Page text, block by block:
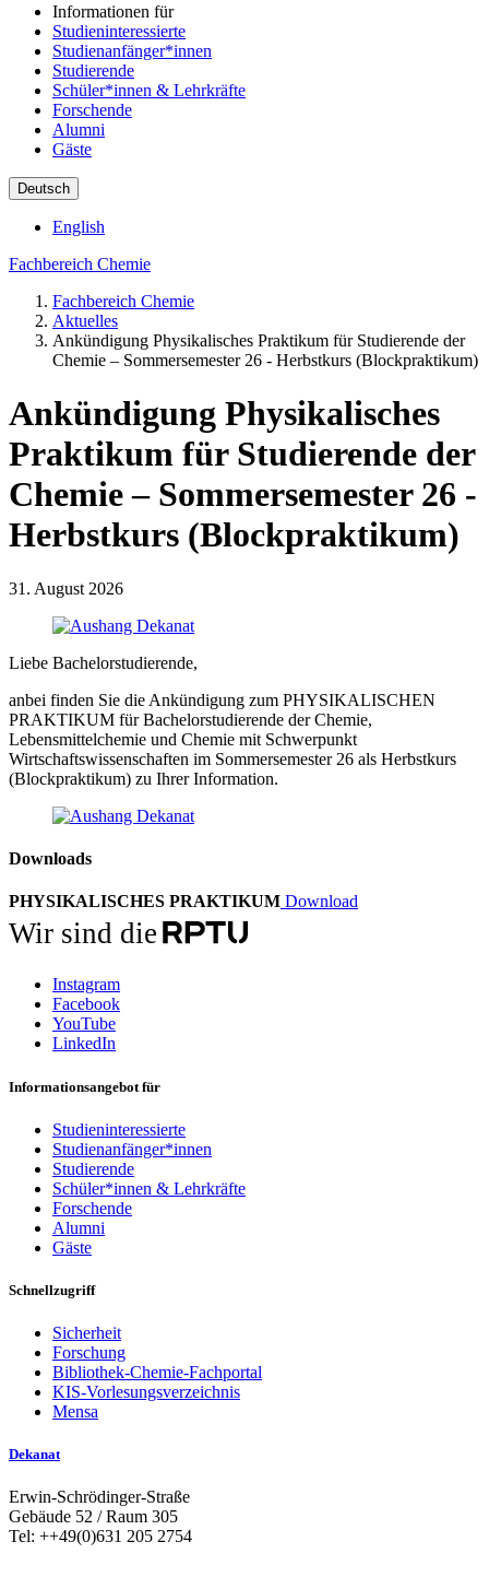
Informationen für
Studieninteressierte
Studienanfänger*innen
Studierende
Schüler*innen & Lehrkräfte
Forschende
Alumni
Gäste
Deutsch
English
Fachbereich Chemie
Fachbereich Chemie
Aktuelles
Ankündigung Physikalisches Praktikum für Studierende der
Chemie – Sommersemester 26 - Herbstkurs (Blockpraktikum)
Ankündigung Physikalisches
Praktikum für Studierende der
Chemie – Sommersemester 26 -
Herbstkurs (Blockpraktikum)
31. August 2026
Liebe Bachelorstudierende,
anbei finden Sie die Ankündigung zum PHYSIKALISCHEN
PRAKTIKUM für Bachelorstudierende der Chemie,
Lebensmittelchemie und Chemie mit Schwerpunkt
Wirtschaftswissenschaften im Sommersemester 26 als Herbstkurs
(Blockpraktikum) zu Ihrer Information.
Downloads
PHYSIKALISCHES PRAKTIKUM Download
Wir sind die
Instagram
Facebook
YouTube
LinkedIn
Informationsangebot für
Studieninteressierte
Studienanfänger*innen
Studierende
Schüler*innen & Lehrkräfte
Forschende
Alumni
Gäste
Schnellzugriff
Sicherheit
Forschung
Bibliothek-Chemie-Fachportal
KIS-Vorlesungsverzeichnis
Mensa
Dekanat
Erwin-Schrödinger-Straße
Gebäude 52 / Raum 305
Tel: ++49(0)631 205 2754